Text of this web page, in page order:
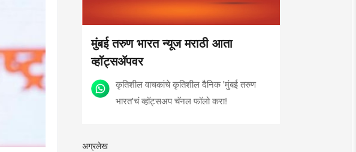
मुंबई तरुण भारत न्यूज मराठी आता
व्हॉट्सॲपवर
कृतिशील वाचकांचे कृतिशील दैनिक 'मुंबई तरुण
भारत'चं व्हॉट्सअप चॅनल फॉलो करा!
अग्रलेख